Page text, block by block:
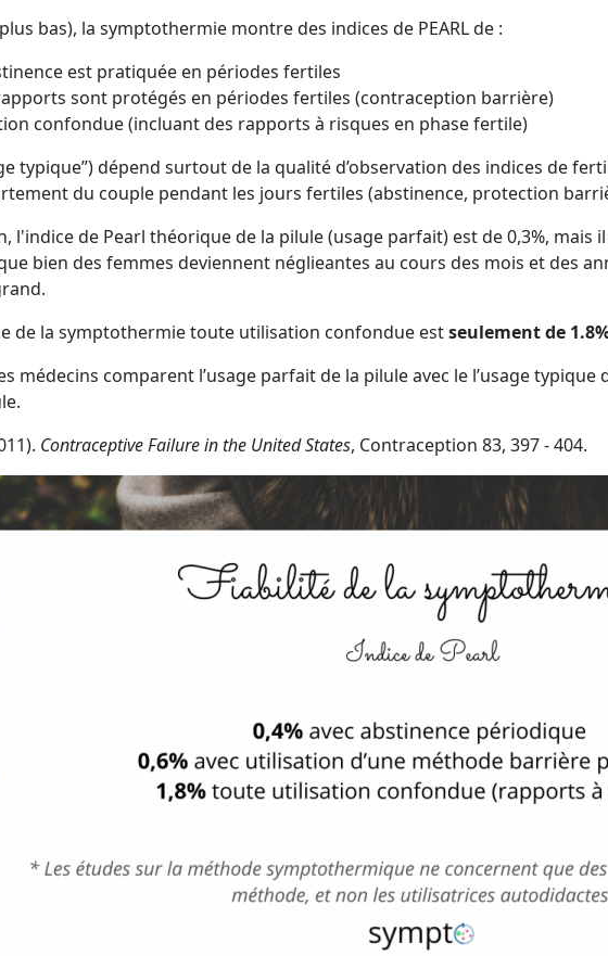
bas), la symptothermie montre des indices de PEARL de :
est pratiquée en périodes fertiles
sont protégés en périodes fertiles (contraception barrière)
confondue (incluant des rapports à risques en phase fertile)
typique”) dépend surtout de la qualité d’observation des indices de
du couple pendant les jours fertiles (abstinence, protection
l'indice de Pearl théorique de la pilule (usage parfait) est de 0,3%, mais
bien des femmes deviennent néglieantes au cours des mois et des
de la symptothermie toute utilisation confondue estseulement de
médecins comparent l’usage parfait de la pilule avec le l’usage
Contraceptive Failure in the United States, Contraception 83, 397 - 404.